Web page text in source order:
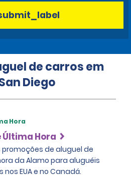
de carros em
Diego
Hora
Última Hora
de aluguel de
da Alamo para aluguéis
EUA e no Canadá.